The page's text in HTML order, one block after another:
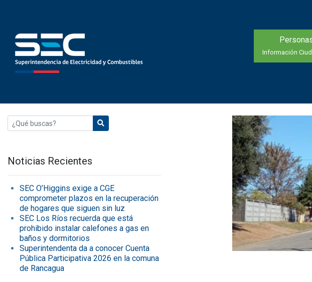
Información
Noticias Recientes
SEC O’Higgins exige a CGE
comprometer plazos en la recuperación
de hogares que siguen sin luz
SEC Los Ríos recuerda que está
prohibido instalar calefones a gas en
baños y dormitorios
Superintendenta da a conocer Cuenta
Pública Participativa 2026 en la comuna
de Rancagua